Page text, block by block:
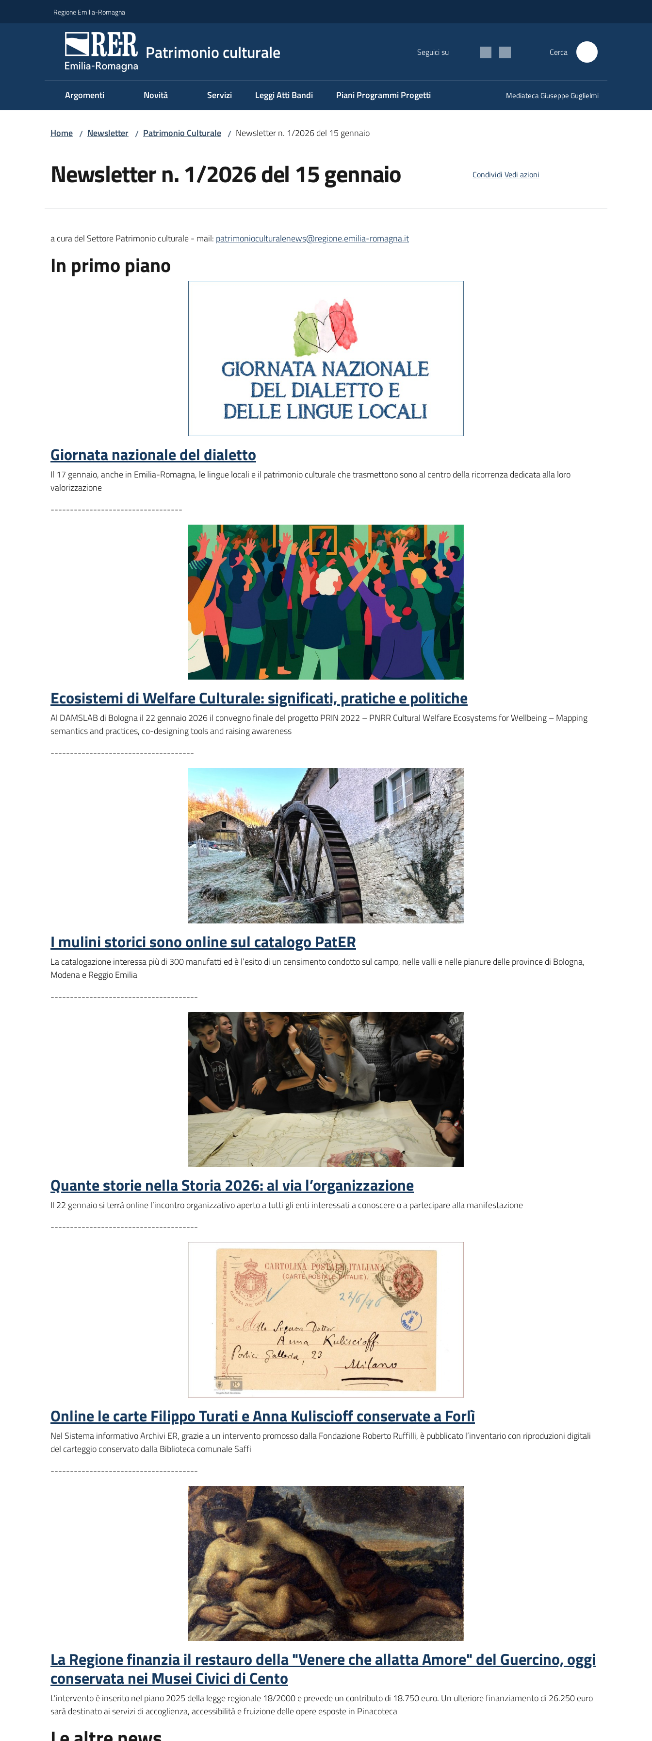
Regione Emilia-Romagna
Patrimonio culturale Seguici su Cerca
Argomenti Novità Servizi Leggi Atti Bandi Piani Programmi Progetti Mediateca Giuseppe Guglielmi
Home / Newsletter / Patrimonio Culturale / Newsletter n. 1/2026 del 15 gennaio
Newsletter n. 1/2026 del 15 gennaio Condividi Vedi azioni
a cura del Settore Patrimonio culturale - mail: patrimonioculturalenews@regione.emilia-romagna.it
In primo piano
Giornata nazionale del dialetto
Il 17 gennaio, anche in Emilia-Romagna, le lingue locali e il patrimonio culturale che trasmettono sono al centro della ricorrenza dedicata alla loro
valorizzazione
----------------------------------
Ecosistemi di Welfare Culturale: significati, pratiche e politiche
Al DAMSLAB di Bologna il 22 gennaio 2026 il convegno finale del progetto PRIN 2022 – PNRR Cultural Welfare Ecosystems for Wellbeing – Mapping
semantics and practices, co-designing tools and raising awareness
-------------------------------------
I mulini storici sono online sul catalogo PatER
La catalogazione interessa più di 300 manufatti ed è l’esito di un censimento condotto sul campo, nelle valli e nelle pianure delle province di Bologna,
Modena e Reggio Emilia
--------------------------------------
Quante storie nella Storia 2026: al via l’organizzazione
Il 22 gennaio si terrà online l’incontro organizzativo aperto a tutti gli enti interessati a conoscere o a partecipare alla manifestazione
--------------------------------------
Online le carte Filippo Turati e Anna Kuliscioff conservate a Forlì
Nel Sistema informativo Archivi ER, grazie a un intervento promosso dalla Fondazione Roberto Ruffilli, è pubblicato l’inventario con riproduzioni digitali
del carteggio conservato dalla Biblioteca comunale Saffi
--------------------------------------
La Regione finanzia il restauro della "Venere che allatta Amore" del Guercino, oggi
conservata nei Musei Civici di Cento
L'intervento è inserito nel piano 2025 della legge regionale 18/2000 e prevede un contributo di 18.750 euro. Un ulteriore finanziamento di 26.250 euro
sarà destinato ai servizi di accoglienza, accessibilità e fruizione delle opere esposte in Pinacoteca